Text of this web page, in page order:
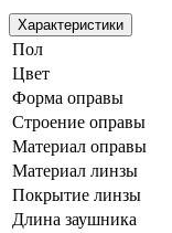
Характеристики
Пол
Цвет
Форма оправы
Строение оправы
Материал оправы
Материал линзы
Покрытие линзы
Длина заушника